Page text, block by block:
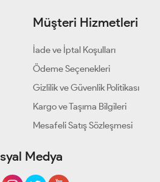
Müşteri Hizmetleri
İade ve İptal Koşulları
Ödeme Seçenekleri
Gizlilik ve Güvenlik Politikası
Kargo ve Taşıma Bilgileri
Mesafeli Satış Sözleşmesi
Medya